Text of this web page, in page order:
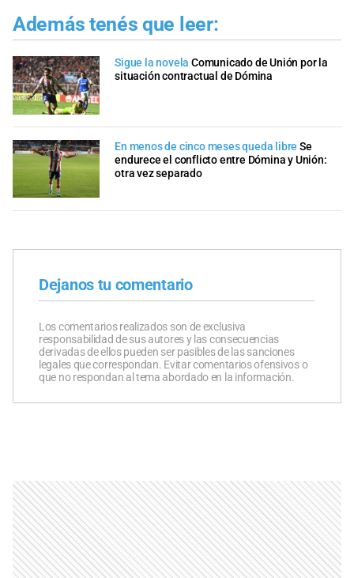
Además tenés que leer:
Sigue la novela Comunicado de Unión por la
situación contractual de Dómina
En menos de cinco meses queda libre Se
endurece el conflicto entre Dómina y Unión:
otra vez separado
Dejanos tu comentario
Los comentarios realizados son de exclusiva
responsabilidad de sus autores y las consecuencias
derivadas de ellos pueden ser pasibles de las sanciones
legales que correspondan. Evitar comentarios ofensivos o
que no respondan al tema abordado en la información.